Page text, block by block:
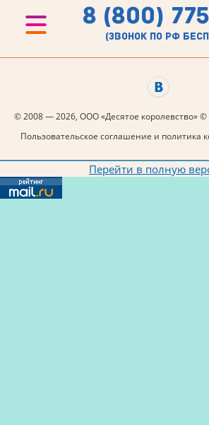
8 (800)
(звонок по рф
© 2008 — 2026, ООО «Десятое королевство»
Пользовательское соглашение и политика
Перейти в полную